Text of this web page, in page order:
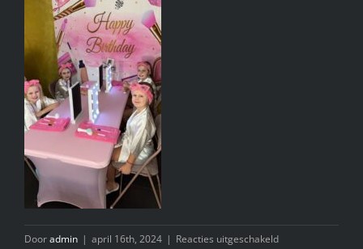
KIDS SPA PARTY
GIFTCARD
CONTACT
Dooradmin | april 16th, 2024 | Reacties uitgeschakeldvoor